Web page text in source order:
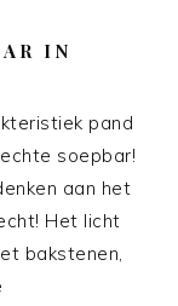
IN
pand
soepbar!
aan het
Het licht
bakstenen,